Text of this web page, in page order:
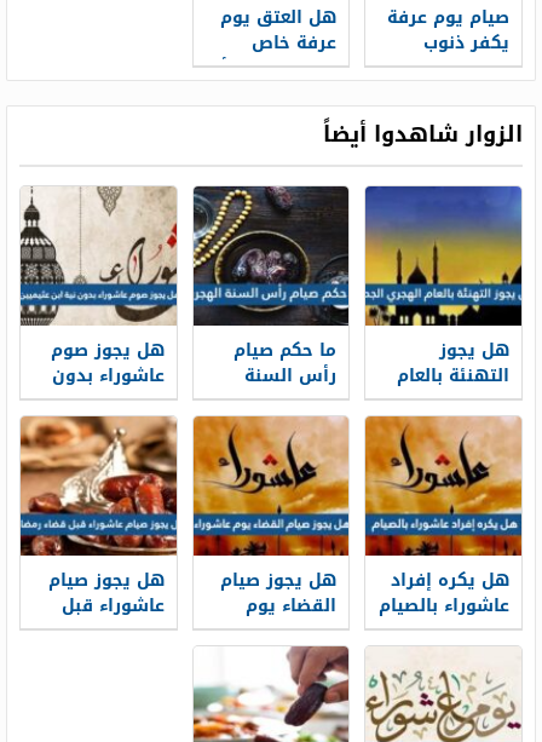
صيام يوم عرفة
يكفر ذنوب
سنتين صحة
هل العتق يوم
عرفة خاص
بالحجاج فقط أم
المسلمينالزوار شاهدوا أيضاً
هل يجوز
التهنئة بالعام
الهجري الجديد
1448
ما حكم صيام
رأس السنة
الهجرية
هل يجوز صوم
عاشوراء بدون
نية ابن عثيميين
هل يكره إفراد
عاشوراء بالصيام
هل يجوز صيام
القضاء يوم
عاشوراء
هل يجوز صيام
عاشوراء قبل
قضاء رمضان